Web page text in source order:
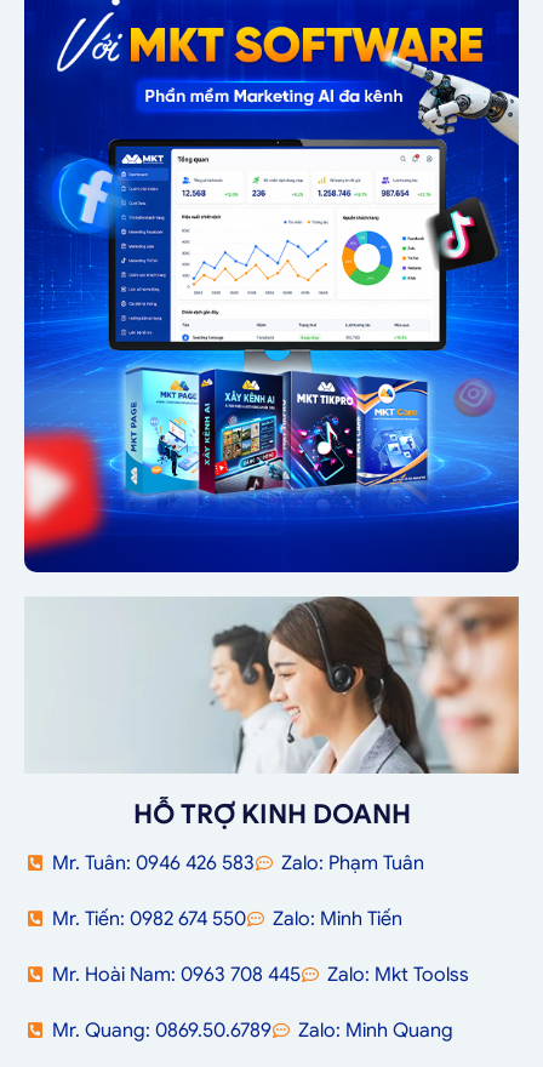
HỖ TRỢ KINH DOANH
Mr. Tuân: 0946 426 583 Zalo: Phạm Tuân
Mr. Tiến: 0982 674 550 Zalo: Minh Tiến
Mr. Hoài Nam: 0963 708 445 Zalo: Mkt Toolss
Mr. Quang: 0869.50.6789 Zalo: Minh Quang